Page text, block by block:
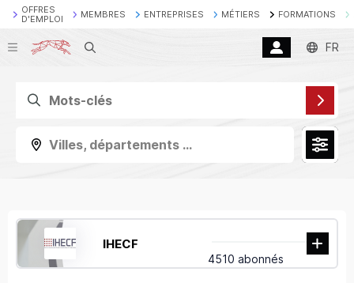
OFFRES
D'EMPLOI
MEMBRES ENTREPRISES MÉTIERS FORMATIONS
Recherche FR
Villes, départements ...
IHECF
4510 abonnés